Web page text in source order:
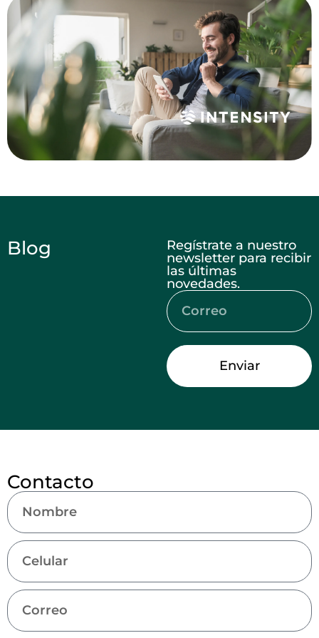
Blog
Regístrate a nuestro
newsletter para recibir
las últimas
novedades.
Enviar
Contacto